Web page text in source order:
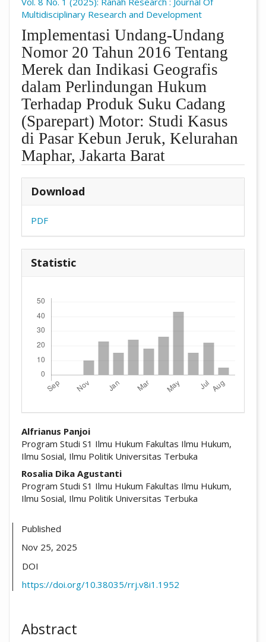
Multidisciplinary Research and Development
Implementasi Undang-Undang
Nomor 20 Tahun 2016 Tentang
Merek dan Indikasi Geografis
dalam Perlindungan Hukum
Terhadap Produk Suku Cadang
(Sparepart) Motor: Studi Kasus
di Pasar Kebun Jeruk, Kelurahan
Maphar, Jakarta Barat
Download
PDF
Statistic
Alfrianus Panjoi
Program Studi S1 Ilmu Hukum Fakultas Ilmu Hukum,
Ilmu Sosial, Ilmu Politik Universitas Terbuka
Rosalia Dika Agustanti
Program Studi S1 Ilmu Hukum Fakultas Ilmu Hukum,
Ilmu Sosial, Ilmu Politik Universitas Terbuka
Published
Nov 25, 2025
DOI
https://doi.org/10.38035/rrj.v8i1.1952
Abstract